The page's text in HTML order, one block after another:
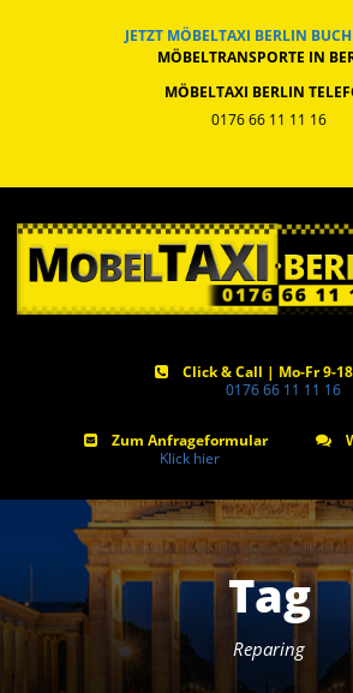
JETZT MÖBELTAXI BERLIN
MÖBELTRANSPORTE IN
MÖBELTAXI BERLIN
0176 66 11 11 16
Click & Call | Mo-Fr 9-
0176 66 11 11 16
Zum Anfrageformular
Klick hier
Tag
Reparing